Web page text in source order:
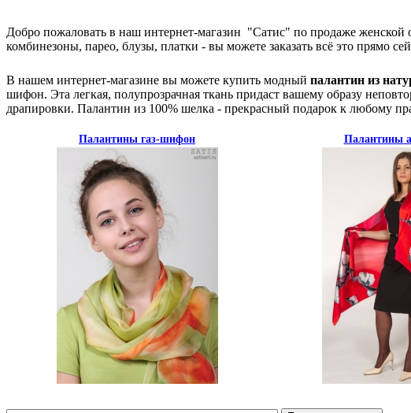
Добро пожаловать в наш интернет-магазин "Сатис" по продаже
комбинезоны, парео, блузы, платки - вы можете заказать всё это прямо
В нашем интернет-магазине вы можете купить модный палантин из
шифон. Эта легкая, полупрозрачная ткань придаст вашему образу
драпировки. Палантин из 100% шелка - прекрасный подарок к любому
Палантины газ-шифон Палантины